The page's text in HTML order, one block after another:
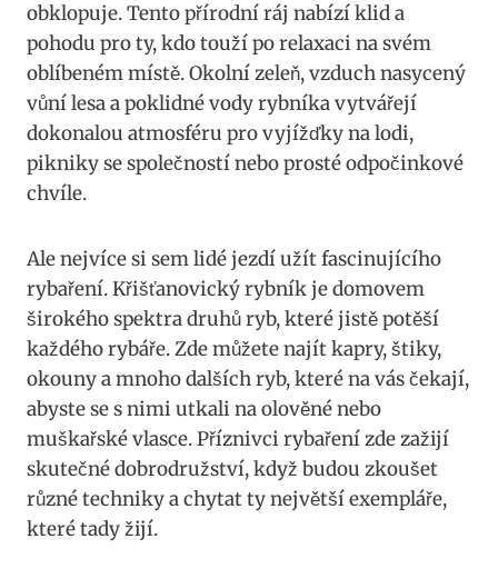
obklopuje. Tento přírodní ráj nabízí klid a
pohodu pro ty, kdo touží po relaxaci na svém
oblíbeném místě. Okolní zeleň, vzduch nasycený
vůní lesa a poklidné vody rybníka vytvářejí
dokonalou atmosféru pro vyjížďky na lodi,
pikniky se společností nebo prosté odpočinkové
chvíle.
Ale nejvíce si sem lidé jezdí užít fascinujícího
rybaření. Křišťanovický rybník je domovem
širokého spektra druhů ryb, které jistě potěší
každého rybáře. Zde můžete najít kapry, štiky,
okouny a mnoho dalších ryb, které na vás čekají,
abyste se s nimi utkali na olověné nebo
muškařské vlasce. Příznivci rybaření zde zažijí
skutečné dobrodružství, když budou zkoušet
různé techniky a chytat ty největší exempláře,
které tady žijí.